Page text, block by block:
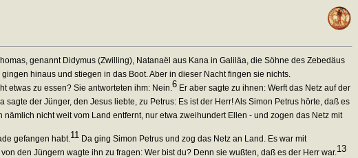
genannt Didymus (Zwilling), Natanaël aus Kana in Galiläa, die Söhne des Zebedäus
hinaus und stiegen in das Boot. Aber in dieser Nacht fingen sie nichts.
etwas zu essen? Sie antworteten ihm: Nein.6 Er aber sagte zu ihnen: Werft das Netz auf der
sagte der Jünger, den Jesus liebte, zu Petrus: Es ist der Herr! Als Simon Petrus hörte, daß es
nicht weit vom Land entfernt, nur etwa zweihundert Ellen - und zogen das Netz mit
gefangen habt.11 Da ging Simon Petrus und zog das Netz an Land. Es war mit
den Jüngern wagte ihn zu fragen: Wer bist du? Denn sie wußten, daß es der Herr war.13